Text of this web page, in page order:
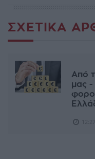
ΣΧΕΤΙΚΆ
Από
μας -